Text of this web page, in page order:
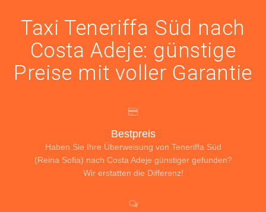
Taxi Teneriffa Süd nach
Costa Adeje: günstige
Preise mit voller Garantie
Bestpreis
Haben Sie Ihre Überweisung von Teneriffa Süd
(Reina Sofia) nach Costa Adeje günstiger gefunden?
Wir erstatten die Differenz!